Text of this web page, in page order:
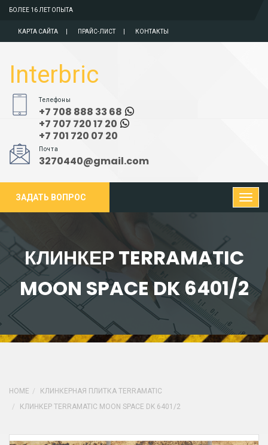
БОЛЕЕ 16 ЛЕТ ОПЫТА
КАРТА САЙТА ПРАЙС-ЛИСТ КОНТАКТЫ
Interbric
Телефоны
+7 708 888 33 68
+7 707 720 17 20
+7 701 720 07 20
Почта
3270440@gmail.com
ЗАДАТЬ ВОПРОС
КЛИНКЕР TERRAMATIC
MOON SPACE DK 6401/2
HOME
КЛИНКЕРНАЯ ПЛИТКА TERRAMATIC
КЛИНКЕР TERRAMATIC MOON SPACE DK 6401/2